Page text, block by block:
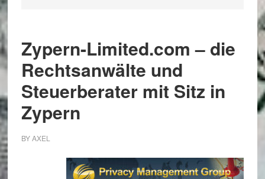
Zypern-Limited.com – die
Rechtsanwälte und
Steuerberater mit Sitz in
Zypern
BYAXEL